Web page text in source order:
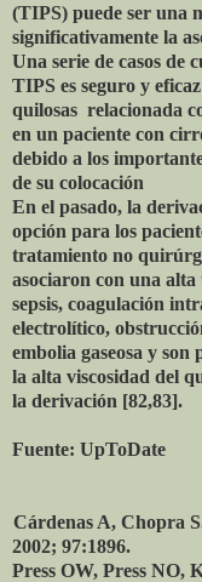
(TIPS) puede ser una
significativamente la
Una serie de casos de
TIPS es seguro y
quilosas relacionada
en un paciente con
debido a los
de su colocación
En el pasado, la
opción para los
tratamiento no
asociaron con una alta
sepsis, coagulación
electrolítico,
embolia gaseosa y
la alta viscosidad del
la derivación [82,83].
Fuente: UpToDate
Cárdenas A, Chopra
2002; 97:1896.
Press OW, Press NO,